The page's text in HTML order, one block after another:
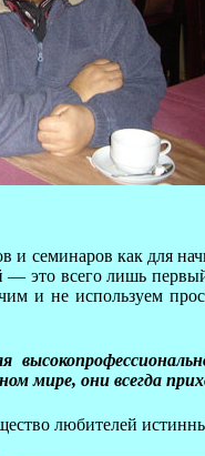
и семинаров как для
— это всего лишь
и не используем
мире, они всегда
любителей